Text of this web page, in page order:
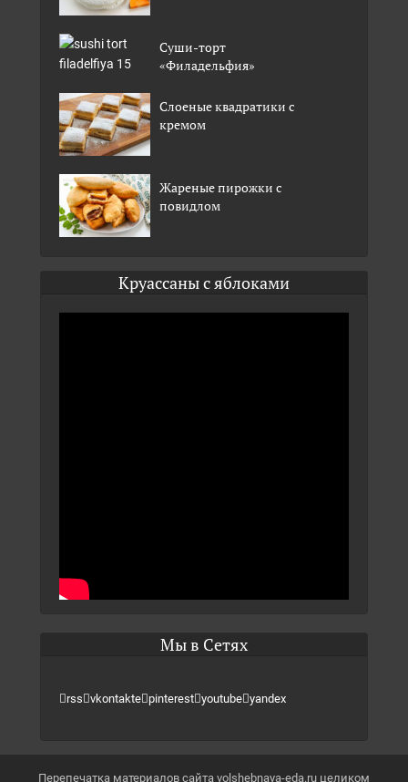
Суши-торт
«Филадельфия»
Слоеные квадратики с
кремом
Жареные пирожки с
повидлом
Круассаны с яблоками
Мы в Сетях
rss vkontakte pinterest youtube yandex
Перепечатка материалов сайта volshebnaya-eda.ru целиком